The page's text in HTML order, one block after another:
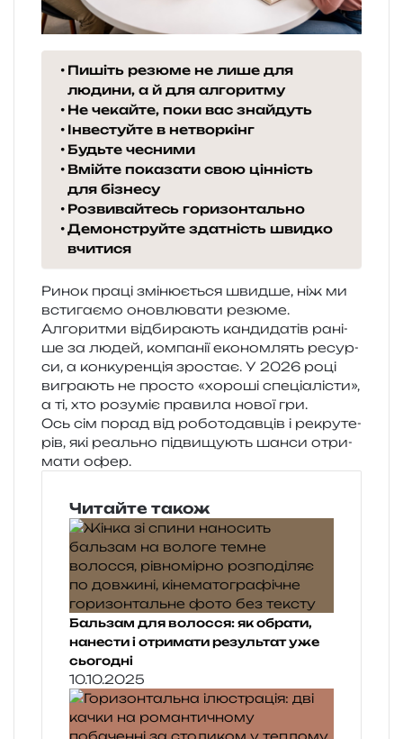
Пишіть резюме не лише для
людини, а й для алгоритму
Не чекайте, поки вас знайдуть
Інвестуйте в нетворкінг
Будьте чесними
Вмійте показати свою цінність
для бізнесу
Розвивайтесь горизонтально
Демонструйте здатність швидко
вчитися
Ринок праці змі­ню­є­ться швид­ше, ніж ми
всти­га­є­мо онов­лю­ва­ти резю­ме.
Алгоритми від­би­ра­ють кан­ди­да­тів рані­
ше за людей, ком­па­нії еко­ном­лять ресур­
си, а кон­ку­рен­ція зро­стає. У 2026 році
вигра­ють не про­сто «хоро­ші спе­ці­а­лі­сти»,
а ті, хто розу­міє пра­ви­ла нової гри.
Ось сім порад від робо­то­дав­ців і рекру­те­
рів, які реаль­но під­ви­щу­ють шанси отри­
ма­ти офер.
Читайте також
Бальзам для волосся: як обрати,
нанести і отримати результат уже
сьогодні
10.10.2025